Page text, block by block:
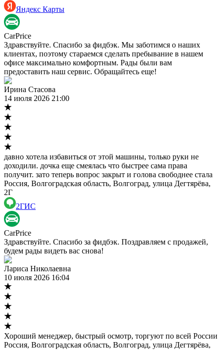
Яндекс Карты
CarPrice
Здравствуйте. Спасибо за фидбэк. Мы заботимся о наших
клиентах, поэтому стараемся сделать пребывание в нашем
офисе максимально комфортным. Рады были вам
предоставить наш сервис. Обращайтесь еще!
Ирина Стасова
14 июля 2026 21:00
давно хотела избавиться от этой машины, только руки не
доходили. дочка еще смеялась что быстрее сама права
получит. зато теперь вопрос закрыт и голова свободнее стала
Россия, Волгоградская область, Волгоград, улица Дегтярёва,
2Г
2ГИС
CarPrice
Здравствуйте. Спасибо за фидбэк. Поздравляем с продажей,
будем рады видеть вас снова!
Лариса Николаевна
10 июля 2026 16:04
Хороший менеджер, быстрый осмотр, торгуют по всей России
Россия, Волгоградская область, Волгоград, улица Дегтярёва,